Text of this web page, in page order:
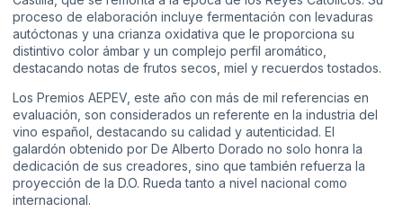
proceso de elaboración incluye fermentación con levaduras
autóctonas y una crianza oxidativa que le proporciona su
distintivo color ámbar y un complejo perfil aromático,
destacando notas de frutos secos, miel y recuerdos tostados.
Los Premios AEPEV, este año con más de mil referencias en
evaluación, son considerados un referente en la industria del
vino español, destacando su calidad y autenticidad. El
galardón obtenido por De Alberto Dorado no solo honra la
dedicación de sus creadores, sino que también refuerza la
proyección de la D.O. Rueda tanto a nivel nacional como
internacional.